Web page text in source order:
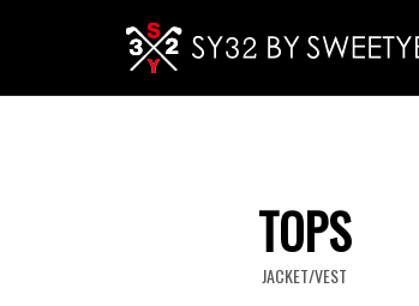
TOPS
JACKET/VEST